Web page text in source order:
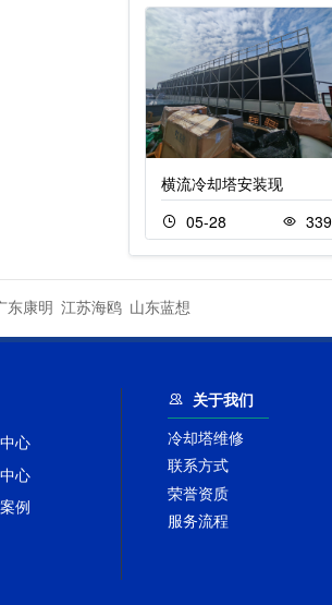
横流冷却塔安装现
05-28
339
东康明 江苏海鸥 山东蓝想
心
心
例
关于我们
冷却塔维修
联系方式
荣誉资质
服务流程